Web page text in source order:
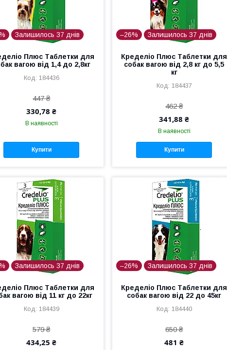
Залишилось 37 днів
Плюс Таблетки для
вагою від 1,4 до 2,8кг
184436
447 ₴
330,78 ₴
В наявності
Купити
–26% Залишилось 37 днів
Кределіо Плюс Таблетки для
собак вагою від 2,8 кг до 5,5
кг
184437
462 ₴
341,88 ₴
В наявності
Купити
Залишилось 37 днів
Плюс Таблетки для
вагою від 11 кг до 22кг
184439
579 ₴
434,25 ₴
–26% Залишилось 37 днів
Кределіо Плюс Таблетки для
собак вагою від 22 до 45кг
184440
650 ₴
481 ₴